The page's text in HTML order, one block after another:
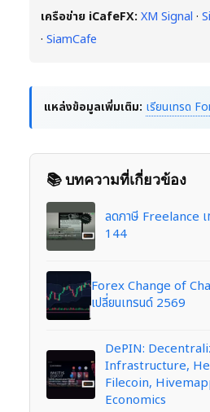
เครือข่าย iCafeFX: XM Signal ·
·SiamCafe
แหล่งข้อมูลเพิ่มเติม: เรียนเทรด
📚 บทความที่เกี่ยวข้อง
ลดภาษี Freelance
144
Forex Change of
เปลี่ยนเทรนด์ 2569
DePIN:
Infrastructure,
Filecoin,
Economics